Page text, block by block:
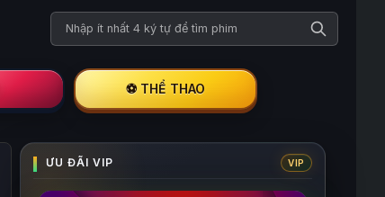
Tìm kiếm phim
⚽ THỂ THAO